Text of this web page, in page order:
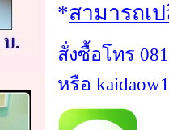
*สามารถเ
สั่งซื้อโทร
หรือ kaidaow1